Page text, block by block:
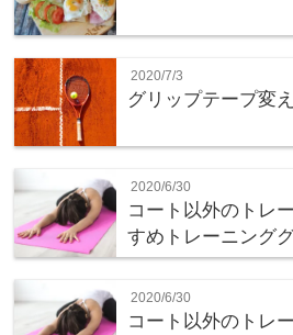
2020/7/3
グリップテープ変
2020/6/30
コート以外のトレ
すめトレーニング
2020/6/30
コート以外のトレ